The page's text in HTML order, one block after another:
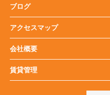
ブログ
アクセスマップ
会社概要
賃貸管理